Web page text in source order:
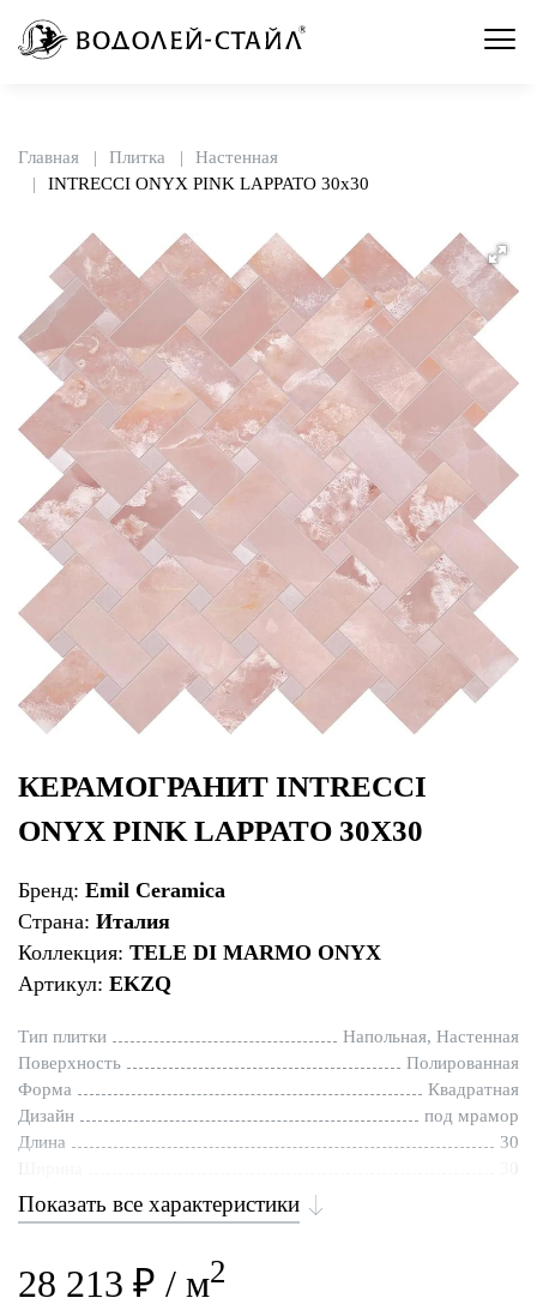
Главная Плитка
Настенная
INTRECCI ONYX PINK LAPPATO 30x30
КЕРАМОГРАНИТ INTRECCI
ONYX PINK LAPPATO 30X30
Бренд: Emil Ceramica
Страна: Италия
Коллекция: TELE DI MARMO ONYX
Артикул: EKZQ
Тип плитки
Напольная, Настенная
Поверхность
Полированная
Форма
Квадратная
Дизайн
под мрамор
Длина
30
Показать все характеристики
28 213 ₽ / м2